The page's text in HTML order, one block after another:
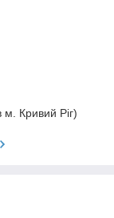
м. Кривий Ріг)